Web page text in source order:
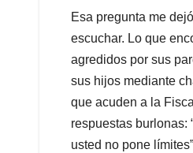
Esa pregunta me
escuchar. Lo que
agredidos por sus
sus hijos mediante
que acuden a la
respuestas burlonas:
usted no pone